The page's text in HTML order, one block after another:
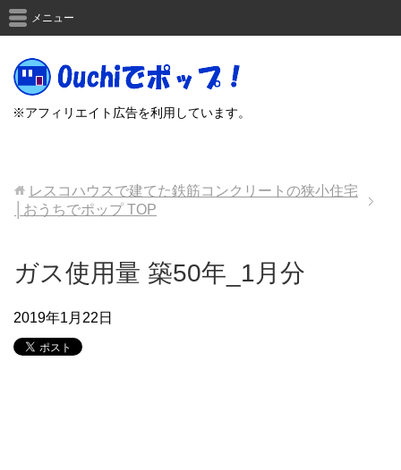
※アフィリエイト広告を利用しています。
メニュー
レスコハウスで建てた鉄筋コンクリートの狭小住宅
│おうちでポップTOP
ガス使用量 築50年_1月分
2019年1月22日